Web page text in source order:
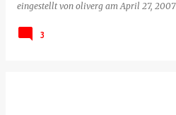
eingestellt von oliverg amApril 27, 2007
3